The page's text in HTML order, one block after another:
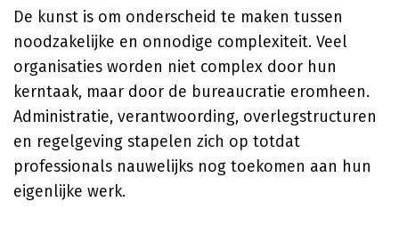
De kunst is om onderscheid te maken tussen
noodzakelijke en onnodige complexiteit. Veel
organisaties worden niet complex door hun
kerntaak, maar door de bureaucratie eromheen.
Administratie, verantwoording, overlegstructuren
en regelgeving stapelen zich op totdat
professionals nauwelijks nog toekomen aan hun
eigenlijke werk.